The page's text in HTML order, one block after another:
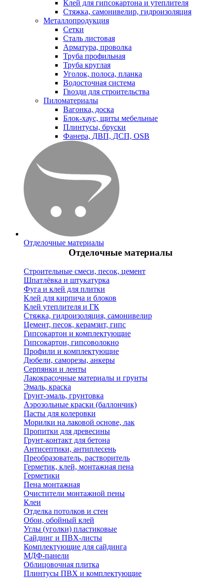
Клей для гипсокартона и утеплителя
Стяжка, самонивелир, гидроизоляция
Металлопродукция
Сетки
Сталь листовая
Арматура, проволка
Труба профильная
Труба круглая
Уголок, полоса, планка
Водосточная система
Гвозди для строительства
Пиломатериалы
Вагонка, доска
Блок-хаус, щиты мебельные
Плинтусы, бруски
Фанера, ДВП, ДСП, OSB
Отделочные материалы
Отделочные материалы
Строительные смеси, песок, цемент
Шпатлёвка и штукатурка
Фуга и клей для плитки
Клей для кирпича и блоков
Клей утеплителя и ГК
Стяжка, гидроизоляция, самонивелир
Цемент, песок, керамзит, гипс
Гипсокартон и комплектующие
Гипсокартон, гипсоволокно
Профили и комплектующие
Дюбели, саморезы, анкеры
Серпянки и ленты
Лакокрасочные материалы и грунты
Эмаль, краска
Грунт-эмаль, грунтовка
Аэрозольные краски (баллончик)
Пасты для колеровки
Морилки на лаковой основе, лак
Пропитки для древесины
Грунт-контакт для бетона
Антисептики, антиплесень
Преобразователь, растворитель
Герметик, клей, монтажная пена
Герметики
Пена монтажная
Очистители монтажной пены
Клеи
Отделка потолков и стен
Обои, обойный клей
Углы (уголки) пластиковые
Сайдинг и ПВХ-листы
Комплектующие для сайдинга
МДФ-панели
Облицовочная плитка
Плинтусы ПВХ и комплектующие